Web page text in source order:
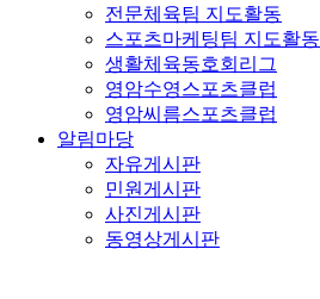
전문체육팀 지도활동
스포츠마케팅팀 지도활동
생활체육동호회리그
영암수영스포츠클럽
영암씨름스포츠클럽
알림마당
자유게시판
민원게시판
사진게시판
동영상게시판